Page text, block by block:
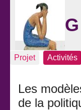
Projet Activités
Les
de la